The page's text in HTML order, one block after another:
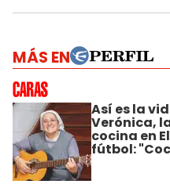
MÁS EN
Así es la
Verónica,
cocina en
fútbol: